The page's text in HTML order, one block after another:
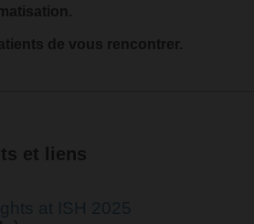
de vous rencontrer.
et liens